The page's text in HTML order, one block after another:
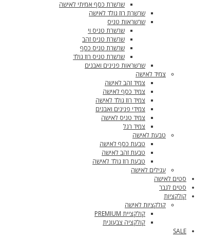
שרשרת כסף אמיתי לאישה
שרשרת רוז גולד לאישה
שרשראות טניס
שרשרת טניס וי
שרשרת טניס זהב
שרשרת טניס כסף
שרשרת טניס רוז גולד
שרשראות פנינים ואבנים
צמיד לאישה
צמיד זהב לאישה
צמיד כסף לאישה
צמיד רוז גולד לאישה
צמידי פנינים ואבנים
צמיד טניס לאישה
צמיד רגל
טבעת לאישה
טבעת כסף לאישה
טבעת זהב לאישה
טבעת רוז גולד לאישה
עגילים לאישה
סטים לאישה
סטים לגבר
קולקציות
קולקציות לאישה
קולקציית PREMIUM
קולקציה צבעונית
SALE